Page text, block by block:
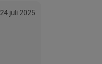
24 juli 2025